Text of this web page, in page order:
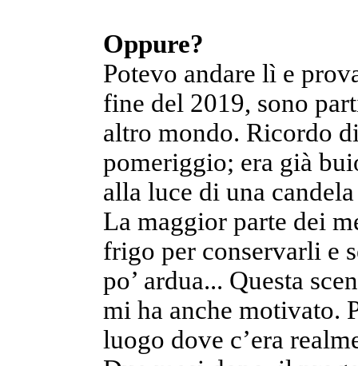
Oppure?
Potevo andare lì e
fine del 2019, sono
altro mondo. Ricordo
pomeriggio; era già
alla luce di una
La maggior parte dei
frigo per conservarli e
po’ ardua... Questa
mi ha anche motivato.
luogo dove c’era